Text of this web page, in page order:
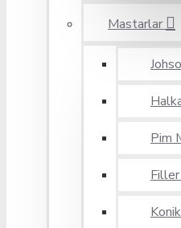
Mastarlar
Pim
Filler